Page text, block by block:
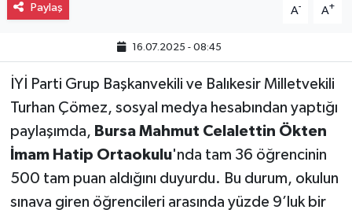
Paylaş A- A+
16.07.2025 - 08:45
İYİ Parti Grup Başkanvekili ve Balıkesir Milletvekili
Turhan Çömez, sosyal medya hesabından yaptığı
paylaşımda, Bursa Mahmut Celalettin Ökten
İmam Hatip Ortaokulu'nda tam 36 öğrencinin
500 tam puan aldığını duyurdu. Bu durum, okulun
sınava giren öğrencileri arasında yüzde 9’luk bir